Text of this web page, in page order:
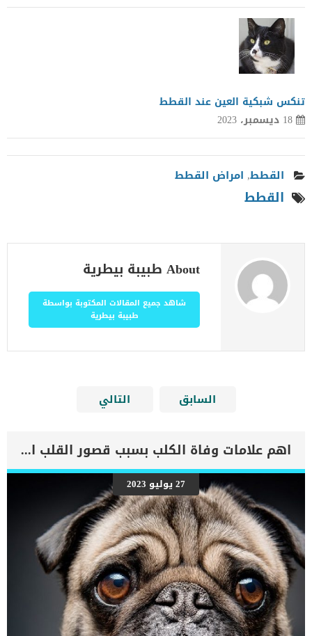
تنكس شبكية العين عند القطط
18 ديسمبر، 2023
القطط, امراض القطط
القطط
About طبيبة بيطرية
شاهد جميع المقالات المكتوبة بواسطة
طبيبة بيطرية
السابق التالي
اهم علامات وفاة الكلب بسبب قصور القلب الاحتقانى
27 يوليو 2023